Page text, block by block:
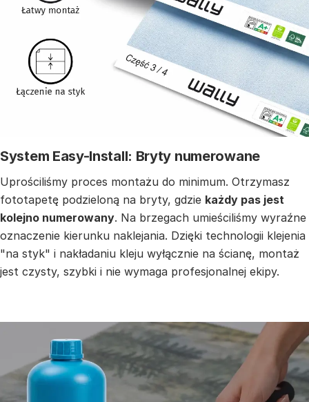
System Easy-Install: Bryty numerowane
Uprościliśmy proces montażu do minimum. Otrzymasz
fototapetę podzieloną na bryty, gdzie każdy pas jest
kolejno numerowany. Na brzegach umieściliśmy wyraźne
oznaczenie kierunku naklejania. Dzięki technologii klejenia
"na styk" i nakładaniu kleju wyłącznie na ścianę, montaż
jest czysty, szybki i nie wymaga profesjonalnej ekipy.